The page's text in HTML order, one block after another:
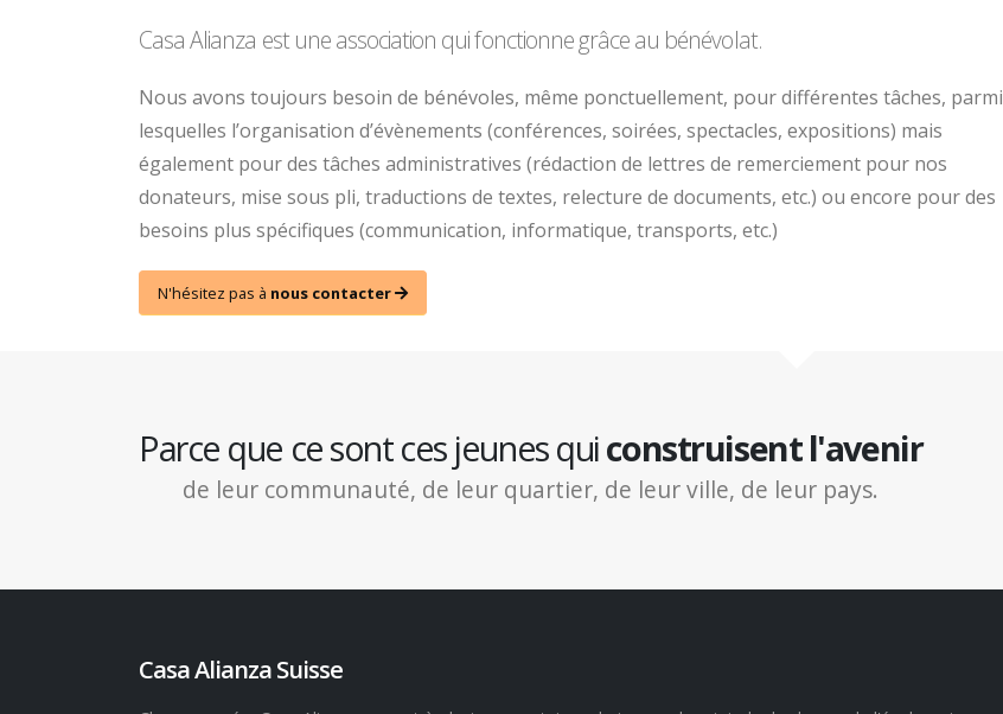
Casa Alianza est une association qui fonctionne grâce au bénévolat.
Nous avons toujours besoin de bénévoles, même ponctuellement, pour différentes tâches, parmi
lesquelles l’organisation d’évènements (conférences, soirées, spectacles, expositions) mais
également pour des tâches administratives (rédaction de lettres de remerciement pour nos
donateurs, mise sous pli, traductions de textes, relecture de documents, etc.) ou encore pour des
besoins plus spécifiques (communication, informatique, transports, etc.)
N'hésitez pas à nous contacter
Parce que ce sont ces jeunes quiconstruisent l'avenir
de leur communauté, de leur quartier, de leur ville, de leur pays.
Casa Alianza Suisse